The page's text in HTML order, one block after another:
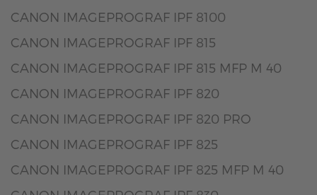
CANON IMAGEPROGRAF IPF 8100
CANON IMAGEPROGRAF IPF 815
CANON IMAGEPROGRAF IPF 815 MFP M 40
CANON IMAGEPROGRAF IPF 820
CANON IMAGEPROGRAF IPF 820 PRO
CANON IMAGEPROGRAF IPF 825
CANON IMAGEPROGRAF IPF 825 MFP M 40